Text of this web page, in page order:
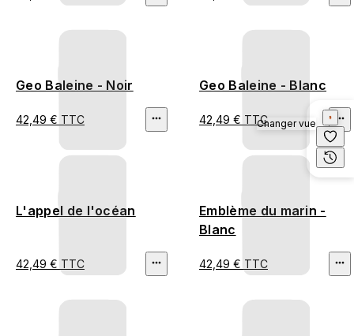
Geo Baleine - Noir
42,49 € TTC
Geo Baleine - Blanc
42,49 € TTC
L'appel de l'océan
42,49 € TTC
Emblème du marin -
Blanc
42,49 € TTC
Changer vue